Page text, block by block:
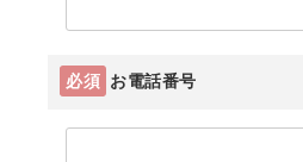
必須 お電話番号